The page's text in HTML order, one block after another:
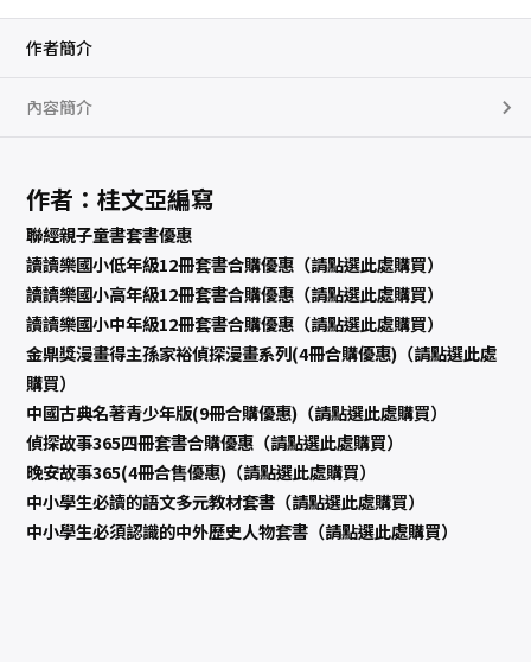
作者簡介
內容簡介
作者：桂文亞編寫
聯經親子童書套書優惠
讀讀樂國小低年級12冊套書合購優惠（請點選此處購買）
讀讀樂國小高年級12冊套書合購優惠（請點選此處購買）
讀讀樂國小中年級12冊套書合購優惠（請點選此處購買）
金鼎獎漫畫得主孫家裕偵探漫畫系列(4冊合購優惠)（請點選此處
購買）
中國古典名著青少年版(9冊合購優惠)（請點選此處購買）
偵探故事365四冊套書合購優惠（請點選此處購買）
晚安故事365(4冊合售優惠)（請點選此處購買）
中小學生必讀的語文多元教材套書（請點選此處購買）
中小學生必須認識的中外歷史人物套書（請點選此處購買）